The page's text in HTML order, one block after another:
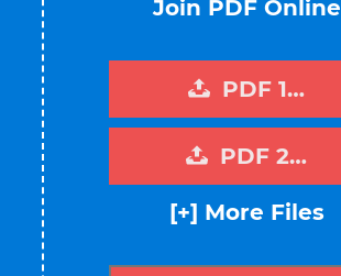
Join PDF Online
PDF 1…
PDF 2…
[+] More Files